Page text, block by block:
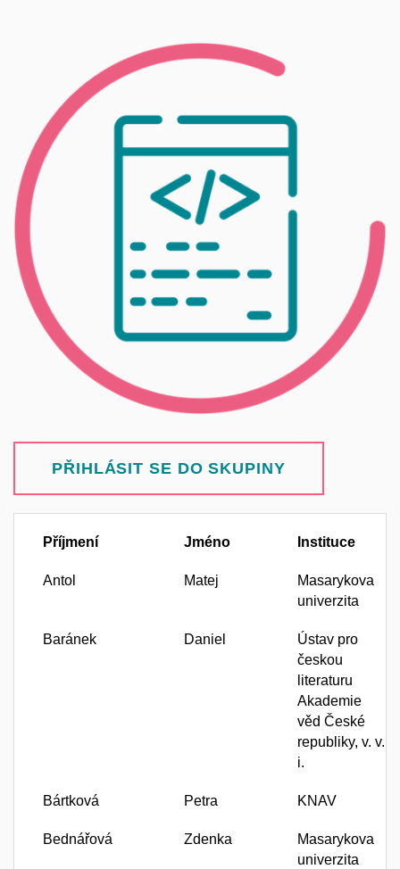
PŘIHLÁSIT SE DO SKUPINY
Příjmení Jméno Instituce
Antol Matej
Masarykova
univerzita
Baránek Daniel
Ústav pro
českou
literaturu
Akademie
věd České
republiky, v. v.
i.
Bártková Petra KNAV
Bednářová Zdenka
Masarykova
univerzita